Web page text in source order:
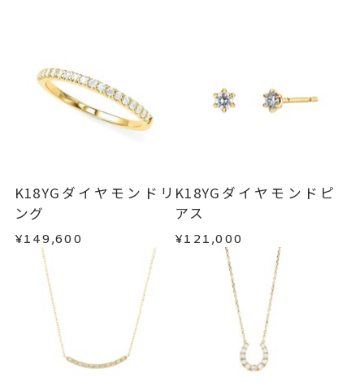
K18YGダイヤモンドリ
ング
¥149,600
K18YGダイヤモンドピ
アス
¥121,000